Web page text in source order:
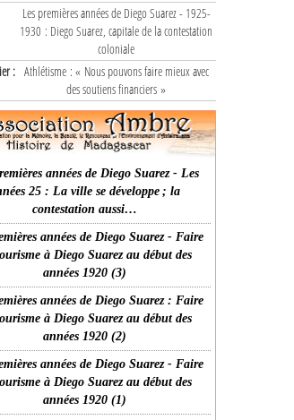
Les premières années de Diego Suarez - 1925-
1930 : Diego Suarez, capitale de la contestation
coloniale
: Athlétisme : « Nous pouvons faire mieux avec
des soutiens financiers »
années de Diego Suarez - Les
25 : La ville se développe ; la
contestation aussi…
années de Diego Suarez - Faire
à Diego Suarez au début des
années 1920 (3)
années de Diego Suarez : Faire
à Diego Suarez au début des
années 1920 (2)
années de Diego Suarez - Faire
à Diego Suarez au début des
années 1920 (1)